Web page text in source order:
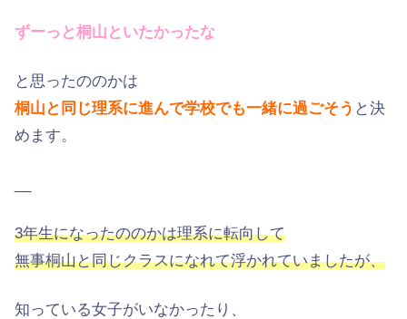
ずーっと桐山といたかったな
と思ったののかは
桐山と同じ理系に進んで学校でも一緒に過ごそう と決
めます。
3年生になったののかは理系に転向して
無事桐山と同じクラスになれて浮かれていましたが、
知っている女子がいなかったり、